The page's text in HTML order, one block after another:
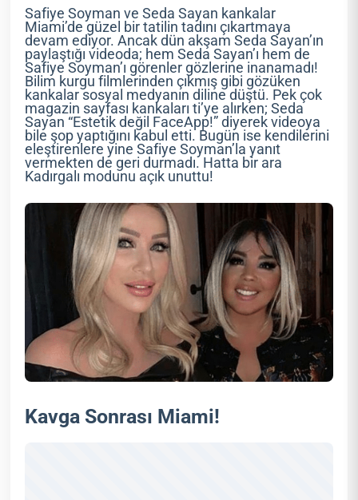
Safiye Soyman ve Seda Sayan kankalar
Miami’de güzel bir tatilin tadını çıkartmaya
devam ediyor. Ancak dün akşam Seda Sayan’ın
paylaştığı videoda; hem Seda Sayan’ı hem de
Safiye Soyman’ı görenler gözlerine inanamadı!
Bilim kurgu filmlerinden çıkmış gibi gözüken
kankalar sosyal medyanın diline düştü. Pek çok
magazin sayfası kankaları ti’ye alırken; Seda
Sayan “Estetik değil FaceApp!” diyerek videoya
bile şop yaptığını kabul etti. Bugün ise kendilerini
eleştirenlere yine Safiye Soyman’la yanıt
vermekten de geri durmadı. Hatta bir ara
Kadırgalı modunu açık unuttu!
Kavga Sonrası Miami!